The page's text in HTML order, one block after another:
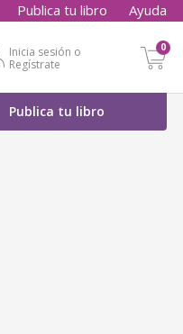
Publica tu libro Ayuda
Inicia sesión o
Regístrate
0
Publica tu libro